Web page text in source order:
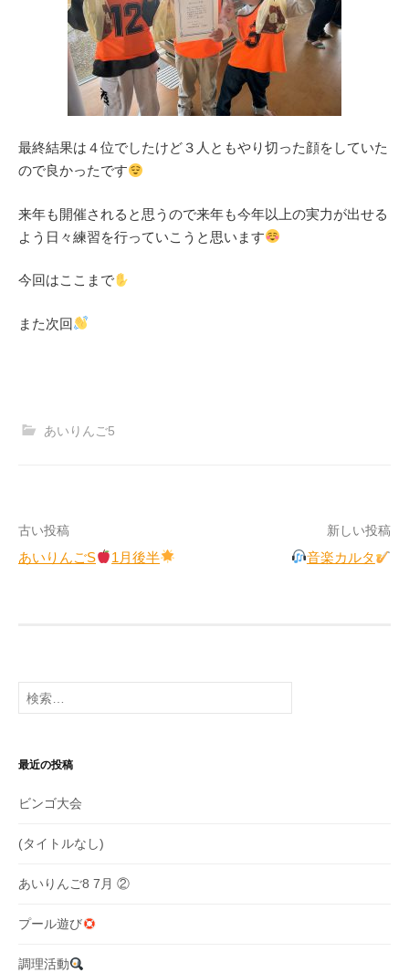
最終結果は４位でしたけど３人ともやり切った顔をしていた
ので良かったです
来年も開催されると思うので来年も今年以上の実力が出せる
よう日々練習を行っていこうと思います
今回はここまで
また次回
あいりんご5
投
稿
ー
ョ
ン
古い投稿
あいりんごS 1月後半
新しい投稿
音楽カルタ
検
索:
最近の投稿
ビンゴ大会
(タイトルなし)
あいりんご8 7月 ②
プール遊び
調理活動